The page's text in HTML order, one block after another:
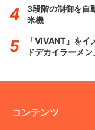
3段階の制御を自
米機
「VIVANT」を
ドデカイラーメ
コンテンツ